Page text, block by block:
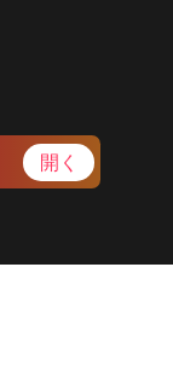
開く